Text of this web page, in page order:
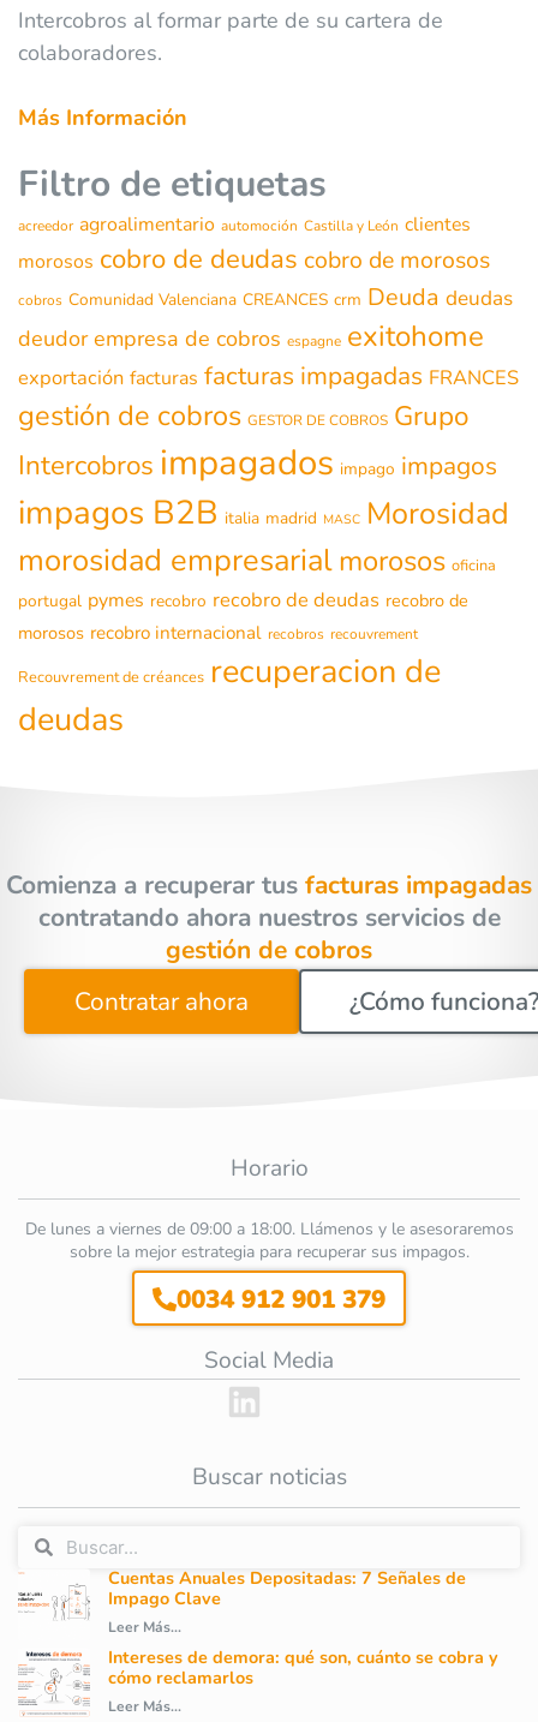
Intercobros al formar parte de su cartera de
colaboradores.
Más Información
Filtro de etiquetas
acreedor agroalimentario automoción Castilla y León clientes
morosos cobro de deudas cobro de morosos
cobros Comunidad Valenciana CREANCES crm Deuda deudas
deudor empresa de cobros espagne exitohome
exportación facturas facturas impagadas FRANCES
gestión de cobros GESTOR DE COBROS Grupo
Intercobros impagados impago impagos
impagos B2B italia madrid MASC Morosidad
morosidad empresarialmorosos oficina
portugal pymes recobro recobro de deudas recobro de
morosos recobro internacional recobros recouvrement
Recouvrement de créances recuperacion de
deudas
Comienza a recuperar tus facturas impagadas
contratando ahora nuestros servicios de
gestión de cobros
Contratar ahora
¿Cómo funciona?
Horario
De lunes a viernes de 09:00 a 18:00. Llámenos y le asesoraremos
sobre la mejor estrategia para recuperar sus impagos.
0034 912 901 379
Social Media
Buscar noticias
Cuentas Anuales Depositadas: 7 Señales de
Impago Clave
Leer Más...
Intereses de demora: qué son, cuánto se cobra y
cómo reclamarlos
Leer Más...